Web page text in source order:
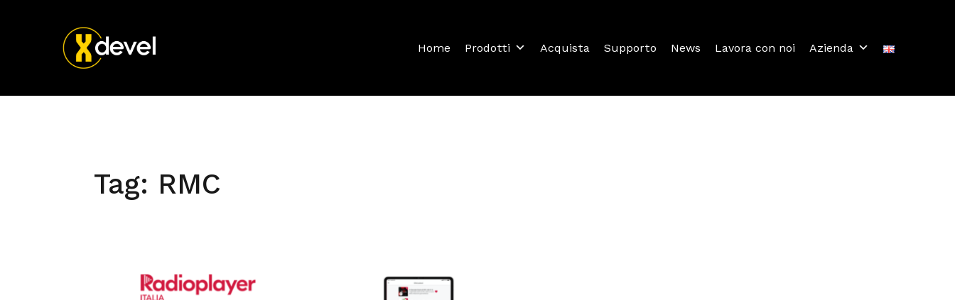
Home Prodotti Acquista Supporto News Lavora con noi Azienda
Tag: RMC